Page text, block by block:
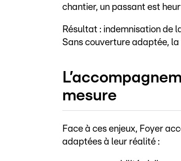
chantier, un passant est
Résultat : indemnisation de
Sans couverture adaptée,
mesure
Face à ces enjeux, Foyer
adaptées à leur réalité :